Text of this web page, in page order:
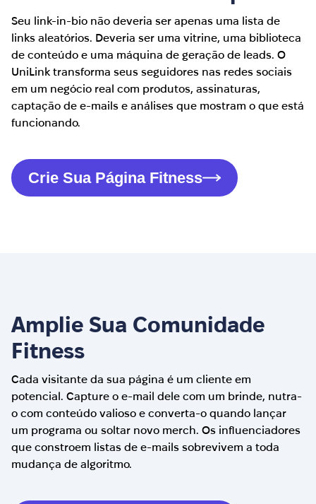
Seu link-in-bio não deveria ser apenas uma lista de
links aleatórios. Deveria ser uma vitrine, uma biblioteca
de conteúdo e uma máquina de geração de leads. O
UniLink transforma seus seguidores nas redes sociais
em um negócio real com produtos, assinaturas,
captação de e-mails e análises que mostram o que está
funcionando.
Crie Sua Página Fitness
Amplie Sua Comunidade
Fitness
Cada visitante da sua página é um cliente em
potencial. Capture o e-mail dele com um brinde, nutra-
o com conteúdo valioso e converta-o quando lançar
um programa ou soltar novo merch. Os influenciadores
que constroem listas de e-mails sobrevivem a toda
mudança de algoritmo.